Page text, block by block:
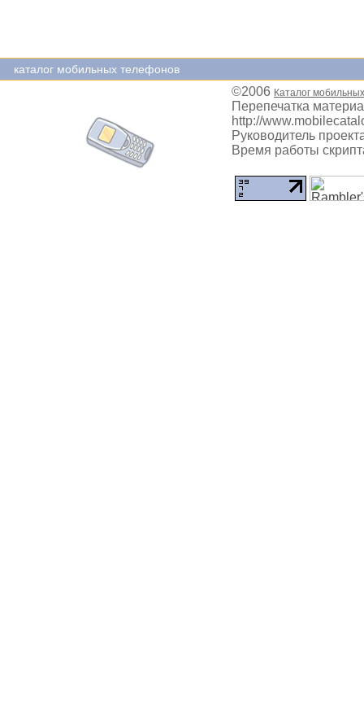
каталог мобильных телефонов
©2006 Каталог
Перепечатка
http://
Руководитель
Время работы